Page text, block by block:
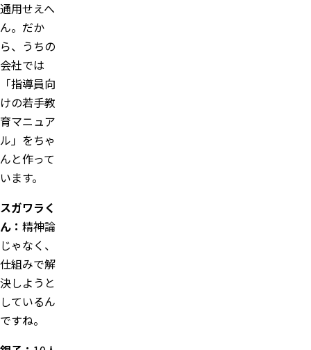
通用せえへ
ん。だか
ら、うちの
会社では
「指導員向
けの若手教
育マニュア
ル」をちゃ
んと作って
います。
スガワラく
ん： 精神論
じゃなく、
仕組みで解
決しようと
しているん
ですね。